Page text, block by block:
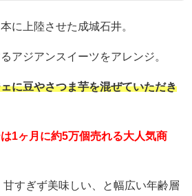
に上陸させた成城石井。
アジアンスイーツをアレンジ。
に豆やさつま芋を混ぜていただき
1ヶ月に約5万個売れる大人気商
すぎず美味しい、と幅広い年齢層